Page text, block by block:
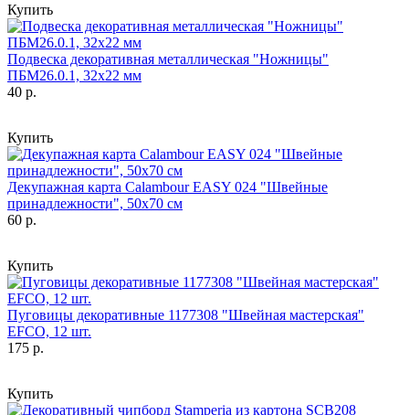
Купить
Подвеска декоративная металлическая "Ножницы"
ПБМ26.0.1, 32х22 мм
40 р.
Купить
Декупажная карта Calambour EASY 024 "Швейные
принадлежности", 50х70 см
60 р.
Купить
Пуговицы декоративные 1177308 "Швейная мастерская"
EFCO, 12 шт.
175 р.
Купить